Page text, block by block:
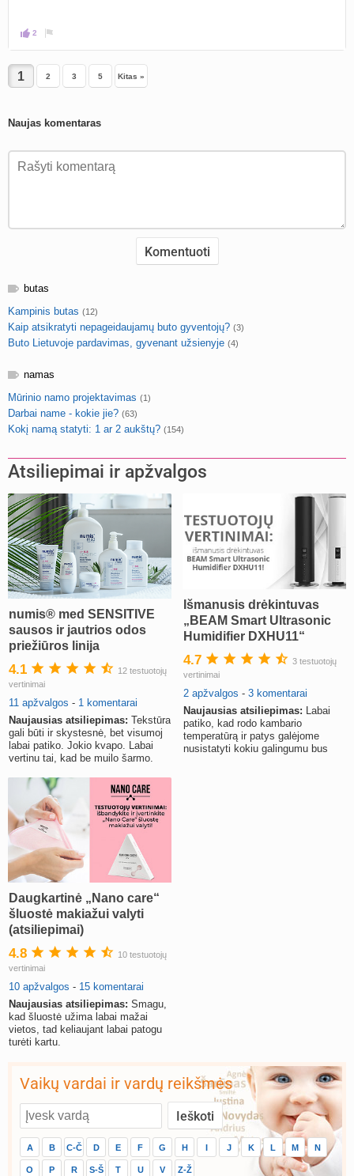
2
2 3 5 Kitas »
Naujas komentaras
butas
Kampinis butas (12)
Kaip atsikratyti nepageidaujamų buto gyventojų? (3)
Buto Lietuvoje pardavimas, gyvenant užsienyje (4)
namas
Mūrinio namo projektavimas (1)
Darbai name - kokie jie? (63)
Kokį namą statyti: 1 ar 2 aukštų? (154)
Atsiliepimai ir apžvalgos
numis® med SENSITIVE
sausos ir jautrios odos
priežiūros linija
4.1
12 testuotojų
vertinimai
11 apžvalgos - 1 komentarai
Naujausias atsiliepimas: Tekstūra
gali būti ir skystesnė, bet visumoj
labai patiko. Jokio kvapo. Labai
vertinu tai, kad be muilo šarmo.
Išmanusis drėkintuvas
„BEAM Smart Ultrasonic
Humidifier DXHU11“
(atsiliepimai)
4.7
3 testuotojų
vertinimai
2 apžvalgos - 3 komentarai
Naujausias atsiliepimas: Labai
patiko, kad rodo kambario
temperatūrą ir patys galėjome
nusistatyti kokiu galingumu bus
Daugkartinė „Nano care“
šluostė makiažui valyti
(atsiliepimai)
4.8
10 testuotojų
vertinimai
10 apžvalgos - 15 komentarai
Naujausias atsiliepimas: Smagu,
kad šluostė užima labai mažai
vietos, tad keliaujant labai patogu
turėti kartu.
Vaikų vardai ir vardų reikšmės
A B C-Č D E F G H J K L M N
O P R S-Š T U V Z-Ž